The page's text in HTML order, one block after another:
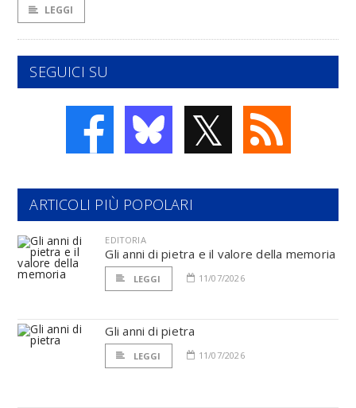
LEGGI
SEGUICI SU
𝕏
ARTICOLI PIÙ POPOLARI
EDITORIA
Gli anni di pietra e il valore della memoria
LEGGI 11/07/2026
Gli anni di pietra
LEGGI 11/07/2026